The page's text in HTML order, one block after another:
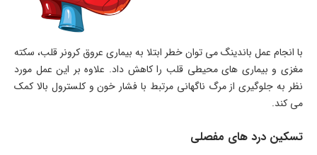
با انجام عمل باندینگ می توان خطر ابتلا به بیماری عروق کرونر قلب، سکته
مغزی و بیماری های محیطی قلب را کاهش داد. علاوه بر این عمل مورد
نظر به جلوگیری از مرگ ناگهانی مرتبط با فشار خون و کلسترول بالا کمک
می کند.
تسکین درد های مفصلی